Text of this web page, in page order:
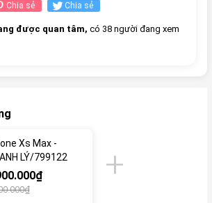
Chia sẻ Chia sẻ
được quan tâm, có 38 người đang xem
Xs Max -
LÝ/799122